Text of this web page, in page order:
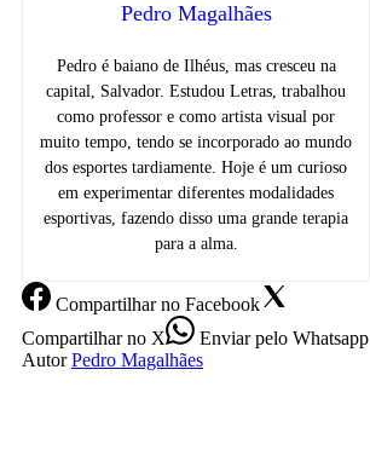
Pedro Magalhães
Pedro é baiano de Ilhéus, mas cresceu na
capital, Salvador. Estudou Letras, trabalhou
como professor e como artista visual por
muito tempo, tendo se incorporado ao mundo
dos esportes tardiamente. Hoje é um curioso
em experimentar diferentes modalidades
esportivas, fazendo disso uma grande terapia
para a alma.
Compartilharno Facebook
Compartilharno X Enviarpelo Whatsapp
Autor Pedro Magalhães